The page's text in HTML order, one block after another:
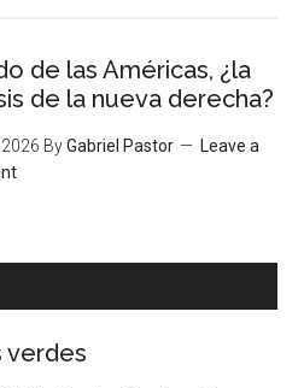
de las Américas, ¿la
de la nueva derecha?
ByGabriel Pastor
Leave a
verdes